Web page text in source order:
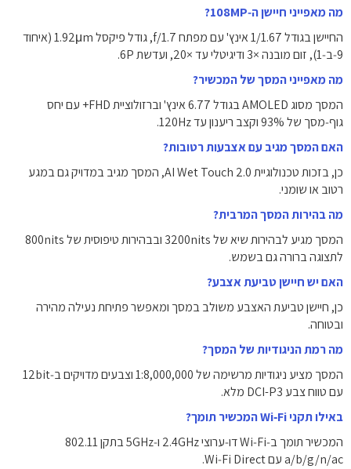
מה מאפייני חיישן ה‑108MP?
החיישן בגודל ‎1/1.67‎ אינץ' עם מפתח f/1.7, גודל פיקסל ‎1.92μm‎ (איחוד
9‑ב‑1), זום מובנה ×3 ודיגיטלי עד ×20, ועדשת ‎6P‎.
מה מאפייני המסך של המכשיר?
המסך מסוג AMOLED בגודל ‎6.77‎ אינץ' וברזולוציית ‎+FHD‎ עם יחס
גוף‑מסך של ‎93%‎ וקצב ריענון עד ‎120Hz‎.
האם המסך מגיב עם אצבעות רטובות?
כן, בזכות טכנולוגיית AI Wet Touch 2.0, המסך מגיב במדויק גם במגע
רטוב או שומני.
מה בהירות המסך המרבית?
המסך מגיע לבהירות שיא של ‎3200nits‎ ובבהירות טיפוסית של ‎800nits‎
לתצוגה ברורה גם בשמש.
האם יש חיישן טביעת אצבע?
כן, חיישן טביעת האצבע משולב במסך ומאפשר פתיחת נעילה מהירה
ובטוחה.
מה רמת הניגודיות של המסך?
המסך מציע ניגודיות מרשימה של ‎1:8,000,000‎ וצבעים מדויקים ב‑‎12bit‎
עם טווח צבע DCI-P3 מלא.
באילו תקני Wi‑Fi המכשיר תומך?
המכשיר תומך ב‑Wi‑Fi דו‑ערוצי ‎2.4GHz‎ ו‑‎5GHz‎ בתקן ‎802.11
a/b/g/n/ac‎ עם Wi‑Fi Direct.